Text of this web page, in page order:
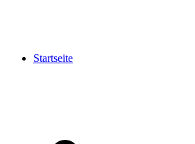
Startseite